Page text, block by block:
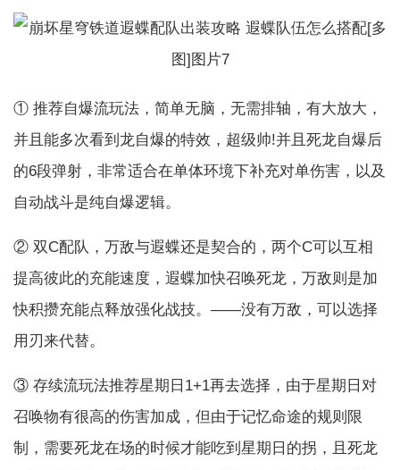
① 推荐自爆流玩法，简单无脑，无需排轴，有大放大，
并且能多次看到龙自爆的特效，超级帅!并且死龙自爆后
的6段弹射，非常适合在单体环境下补充对单伤害，以及
自动战斗是纯自爆逻辑。
② 双C配队，万敌与遐蝶还是契合的，两个C可以互相
提高彼此的充能速度，遐蝶加快召唤死龙，万敌则是加
快积攒充能点释放强化战技。——没有万敌，可以选择
用刃来代替。
③ 存续流玩法推荐星期日1+1再去选择，由于星期日对
召唤物有很高的伤害加成，但由于记忆命途的规则限
制，需要死龙在场的时候才能吃到星期日的拐，且死龙